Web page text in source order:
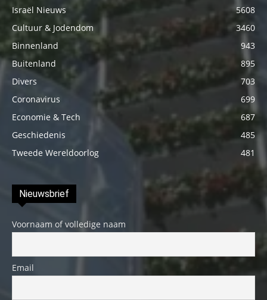
Israël Nieuws
5608
Cultuur & Jodendom
3460
Binnenland
943
Buitenland
895
Divers
703
Coronavirus
699
Economie & Tech
687
Geschiedenis
485
Tweede Wereldoorlog
481
Nieuwsbrief
Voornaam of volledige naam
Email